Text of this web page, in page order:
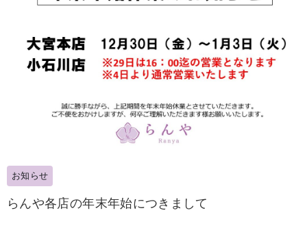
お知らせ
らんや各店の年末年始につきまして